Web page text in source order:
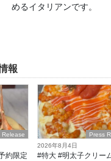
めるイタリアンです。
報
Release
約限定
Press
2026年8月4日
#特大 #明太子クリー